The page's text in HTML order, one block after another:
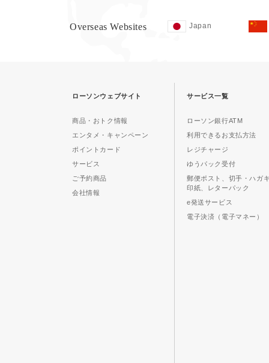
Overseas Websites Japan
ローソンウェブサイト
商品・おトク情報
エンタメ・キャンペーン
ポイントカード
サービス
ご予約商品
会社情報
サービス一覧
ローソン銀行ATM
利用できるお支払方法
レジチャージ
ゆうパック受付
郵便ポスト、切手・ハガ
印紙、レターパック
e発送サービス
電子決済（電子マネー）